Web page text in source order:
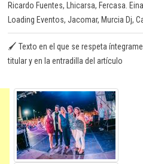
Ricardo Fuentes, Lhicarsa, Fercasa.
Loading Eventos, Jacomar, Murcia Dj,
🖌️ Texto en el que se respeta
titular y en la entradilla del artículo